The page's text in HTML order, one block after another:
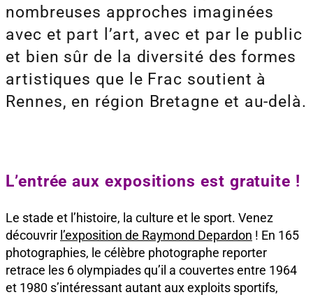
nombreuses approches imaginées
avec et part l’art, avec et par le public
et bien sûr de la diversité des formes
artistiques que le Frac soutient à
Rennes, en région Bretagne et au-delà.
L’entrée aux expositions est gratuite !
Le stade et l’histoire, la culture et le sport. Venez
découvrir l’exposition de Raymond Depardon ! En 165
photographies, le célèbre photographe reporter
retrace les 6 olympiades qu’il a couvertes entre 1964
et 1980 s’intéressant autant aux exploits sportifs,